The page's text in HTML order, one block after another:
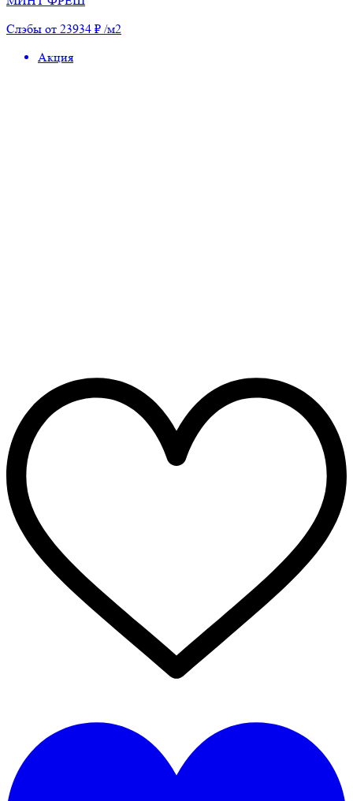
Слэбы от 23934 ₽ /м2
Акция